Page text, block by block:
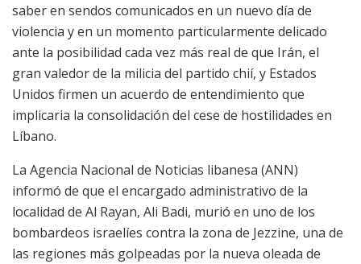
saber en sendos comunicados en un nuevo día de
violencia y en un momento particularmente delicado
ante la posibilidad cada vez más real de que Irán, el
gran valedor de la milicia del partido chií, y Estados
Unidos firmen un acuerdo de entendimiento que
implicaria la consolidación del cese de hostilidades en
Líbano.
La Agencia Nacional de Noticias libanesa (ANN)
informó de que el encargado administrativo de la
localidad de Al Rayan, Ali Badi, murió en uno de los
bombardeos israelíes contra la zona de Jezzine, una de
las regiones más golpeadas por la nueva oleada de